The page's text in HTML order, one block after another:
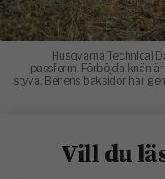
Husqvarna Technical
passform. Förböjda knän
styva. Benens baksidor har
Vill du